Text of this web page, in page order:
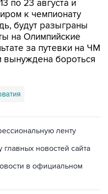
будут разыграны
на Олимпийские
за путевки на ЧМ
бороться
новостей сайта
в официальном